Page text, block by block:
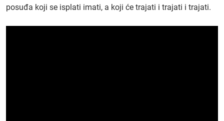
posuđa koji se isplati imati, a koji će trajati i trajati i trajati.